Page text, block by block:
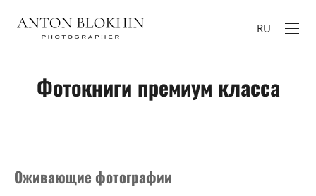
RU
Фотокниги премиум класса
Оживающие фотографии